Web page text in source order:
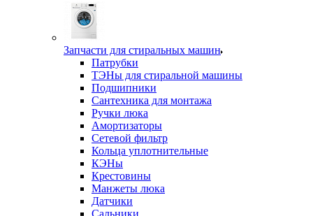
Запчасти для стиральных машин
Патрубки
ТЭНы для стиральной машины
Подшипники
Сантехника для монтажа
Ручки люка
Амортизаторы
Сетевой фильтр
Кольца уплотнительные
КЭНы
Крестовины
Манжеты люка
Датчики
Сальники